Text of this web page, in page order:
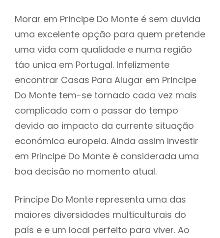
Morar em Principe Do Monte é sem duvida
uma excelente opção para quem pretende
uma vida com qualidade e numa região
táo unica em Portugal. Infelizmente
encontrar Casas Para Alugar em Principe
Do Monte tem-se tornado cada vez mais
complicado com o passar do tempo
devido ao impacto da currente situação
económica europeia. Ainda assim Investir
em Principe Do Monte é considerada uma
boa decisão no momento atual.
Principe Do Monte representa uma das
maiores diversidades multiculturais do
país e e um local perfeito para viver. Ao